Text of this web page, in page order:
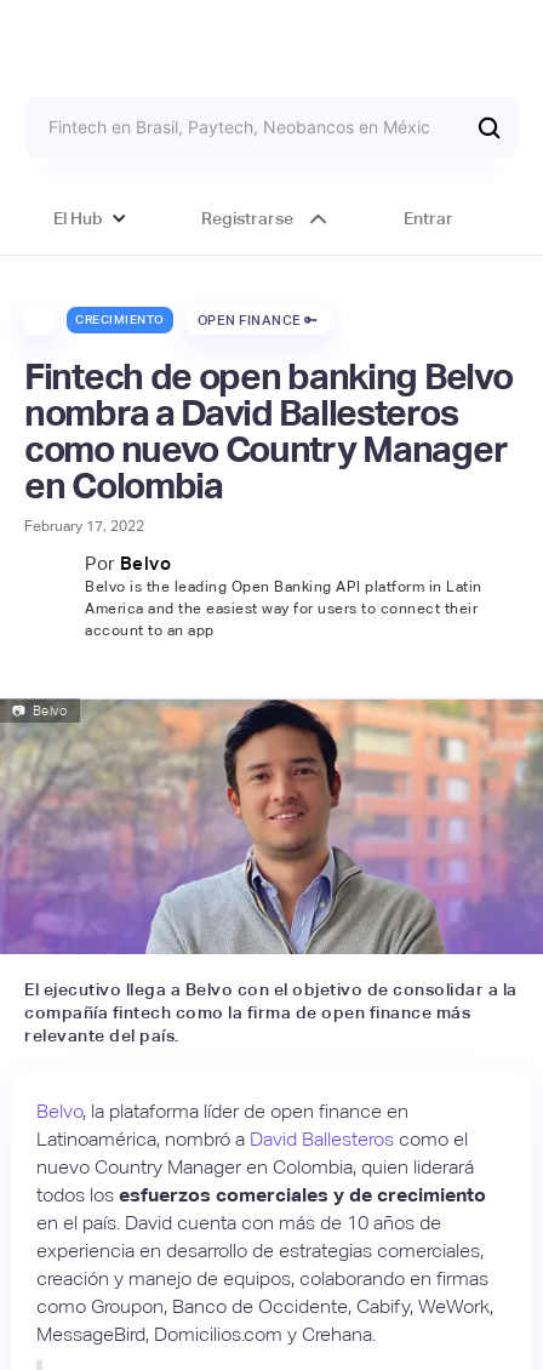
El Hub Registrarse Entrar
CRECIMIENTO OPEN FINANCE 🔑
Fintech de open banking Belvo
nombra a David Ballesteros
como nuevo Country Manager
en Colombia
February 17, 2022
Por Belvo
Belvo is the leading Open Banking API platform in Latin
America and the easiest way for users to connect their
account to an app
📷 Belvo
El ejecutivo llega a Belvo con el objetivo de consolidar a la
compañía fintech como la firma de open finance más
relevante del país.
Belvo, la plataforma líder de open finance en
Latinoamérica, nombró a David Ballesteros como el
nuevo Country Manager en Colombia, quien liderará
todos los esfuerzos comerciales y de crecimiento
en el país. David cuenta con más de 10 años de
experiencia en desarrollo de estrategias comerciales,
creación y manejo de equipos, colaborando en firmas
como Groupon, Banco de Occidente, Cabify, WeWork,
MessageBird, Domicilios.com y Crehana.